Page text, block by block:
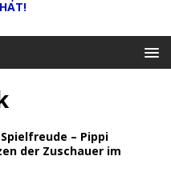
– Pippi
der Zuschauer im